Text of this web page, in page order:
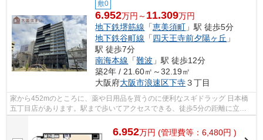
敷0
6.952万円～ 11.309万円
地下鉄堺筋線 「恵美須町 」駅 徒歩5分
地下鉄谷町線 「四天王寺前夕陽ヶ丘 」
駅 徒歩7分
南海本線 「難波 」駅 徒歩12分
築2年 / 21.60㎡～32.19㎡
大阪府大阪市浪速区下寺３丁目
家から452mのところに、薬や日用品を買うのに便利なスギドラッグ 日本橋
五丁目店があります。駅まで歩いてアクセスできる、徒歩5分の距離に立地
する物件です。付近にある2つの駅は、用...
6.952万円 (管理費等：6,480円 )